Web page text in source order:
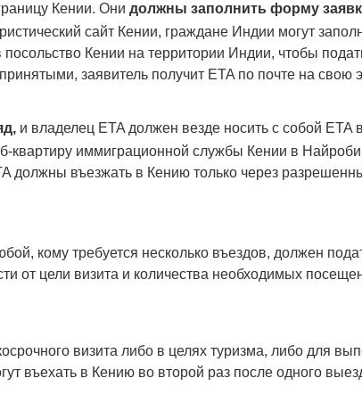
Кении. Они должны заполнить форму
сайт Кении, граждане Индии могут
Кении на территории Индии, чтобы
заявитель получит ETA по почте на свою
и владелец ETA должен везде носить с собой
квартиру иммиграционной службы Кении в
должны въезжать в Кению только через
кому требуется несколько въездов, должен
от цели визита и количества необходимых
визита либо в целях туризма, либо для
въехать в Кению во второй раз после одного